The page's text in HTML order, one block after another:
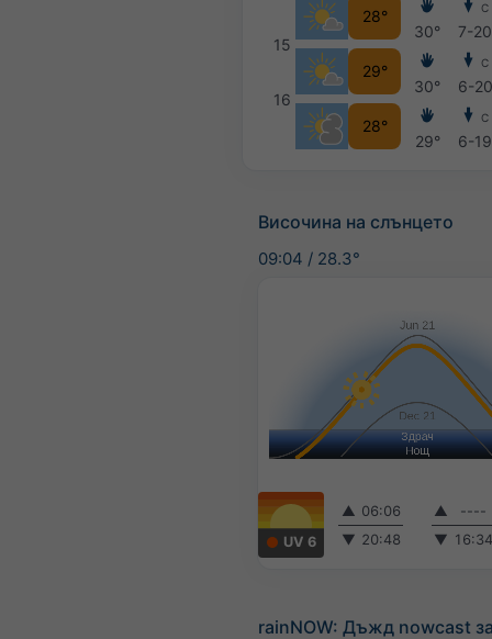
15
16
28°
29°
28°
30°
30°
29°
С
7-20
С
6-20
С
6-19
Височина на слънцето
09:04 / 28.3°
UV 6
▲ 06:06
▼ 20:48
▲
----
▼
rainNOW: Дъжд nowcast